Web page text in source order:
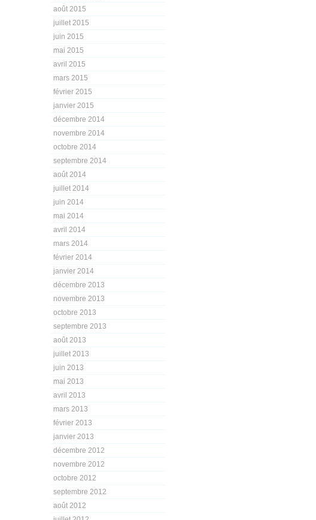
août 2015
juillet 2015
juin 2015
mai 2015
avril 2015
mars 2015
février 2015
janvier 2015
décembre 2014
novembre 2014
octobre 2014
septembre 2014
août 2014
juillet 2014
juin 2014
mai 2014
avril 2014
mars 2014
février 2014
janvier 2014
décembre 2013
novembre 2013
octobre 2013
septembre 2013
août 2013
juillet 2013
juin 2013
mai 2013
avril 2013
mars 2013
février 2013
janvier 2013
décembre 2012
novembre 2012
octobre 2012
septembre 2012
août 2012